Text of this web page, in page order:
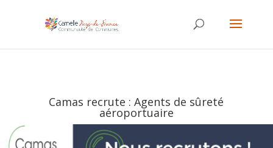
Camas recrute : Agents de sûreté
aéroportuaire